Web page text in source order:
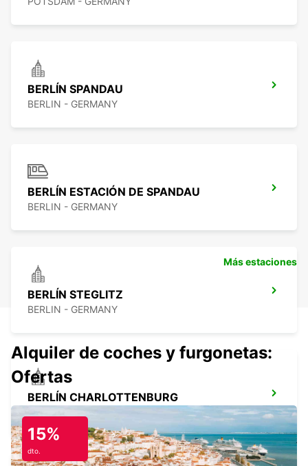
BERLÍN SPANDAU
BERLIN - GERMANY
BERLÍN ESTACIÓN DE SPANDAU
BERLIN - GERMANY
BERLÍN STEGLITZ
BERLIN - GERMANY
BERLÍN CHARLOTTENBURG
BERLIN - GERMANY
Más estaciones
Alquiler de coches y furgonetas:
Ofertas
15%
dto.